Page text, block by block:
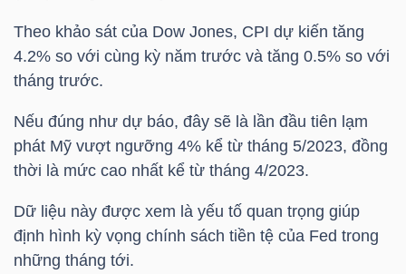
Theo khảo sát của Dow Jones, CPI dự kiến tăng
4.2% so với cùng kỳ năm trước và tăng 0.5% so với
tháng trước.
Nếu đúng như dự báo, đây sẽ là lần đầu tiên lạm
phát Mỹ vượt ngưỡng 4% kể từ tháng 5/2023, đồng
thời là mức cao nhất kể từ tháng 4/2023.
Dữ liệu này được xem là yếu tố quan trọng giúp
định hình kỳ vọng chính sách tiền tệ của Fed trong
những tháng tới.
NĂNG
LƯỢNG
NGUYÊN
LIỆU